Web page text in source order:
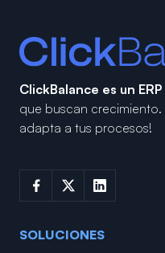
ClickBalance es un ERP
que buscan crecimiento.
adapta a tus procesos!
SOLUCIONES